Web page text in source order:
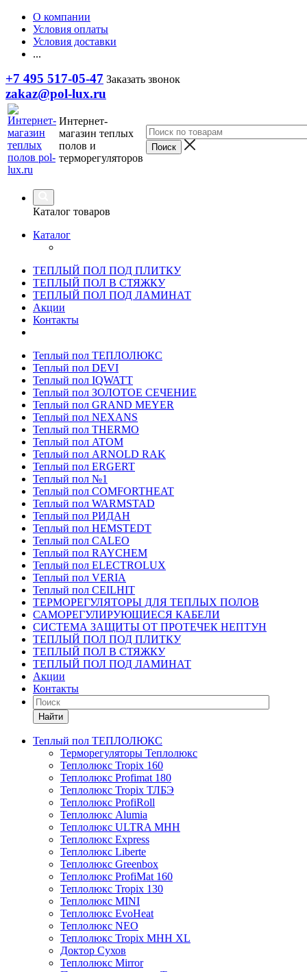
О компании
Условия оплаты
Условия доставки
...
+7 495 517-05-47 Заказать звонок
zakaz@pol-lux.ru
Интернет-
магазин теплых
полов и
терморегуляторов
Каталог товаров
Каталог
ТЕПЛЫЙ ПОЛ ПОД ПЛИТКУ
ТЕПЛЫЙ ПОЛ В СТЯЖКУ
ТЕПЛЫЙ ПОЛ ПОД ЛАМИНАТ
Акции
Контакты
Теплый пол ТЕПЛОЛЮКС
Теплый пол DEVI
Теплый пол IQWATT
Теплый пол ЗОЛОТОЕ СЕЧЕНИЕ
Теплый пол GRAND MEYER
Теплый пол NEXANS
Теплый пол THERMO
Теплый пол ATOM
Теплый пол ARNOLD RAK
Теплый пол ERGERT
Теплый пол №1
Теплый пол COMFORTHEAT
Теплый пол WARMSTAD
Теплый пол РИДАН
Теплый пол HEMSTEDT
Теплый пол CALEO
Теплый пол RAYCHEM
Теплый пол ELECTROLUX
Теплый пол VERIA
Теплый пол CEILHIT
ТЕРМОРЕГУЛЯТОРЫ ДЛЯ ТЕПЛЫХ ПОЛОВ
САМОРЕГУЛИРУЮЩИЕСЯ КАБЕЛИ
СИСТЕМА ЗАЩИТЫ ОТ ПРОТЕЧЕК НЕПТУН
ТЕПЛЫЙ ПОЛ ПОД ПЛИТКУ
ТЕПЛЫЙ ПОЛ В СТЯЖКУ
ТЕПЛЫЙ ПОЛ ПОД ЛАМИНАТ
Акции
Контакты
Найти
Теплый пол ТЕПЛОЛЮКС
Терморегуляторы Теплолюкс
Теплолюкс Tropix 160
Теплолюкс Profimat 180
Теплолюкс Tropix ТЛБЭ
Теплолюкс ProfiRoll
Теплолюкс Alumia
Теплолюкс ULTRA МНН
Теплолюкс Express
Теплолюкс Liberte
Теплолюкс Greenbox
Теплолюкс ProfiMat 160
Теплолюкс Tropix 130
Теплолюкс MINI
Теплолюкс EvoHeat
Теплолюкс NEO
Теплолюкс Tropix МНН XL
Доктор Сухов
Теплолюкс Mirror